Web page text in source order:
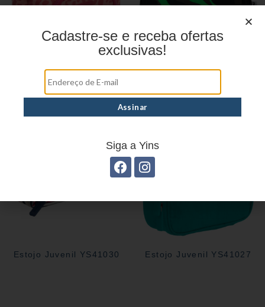
Estojo Juvenil YS41028
Estojo Juvenil YS41030 Estojo Juvenil YS41027
Cadastre-se e receba ofertas
exclusivas!
Siga a Yins